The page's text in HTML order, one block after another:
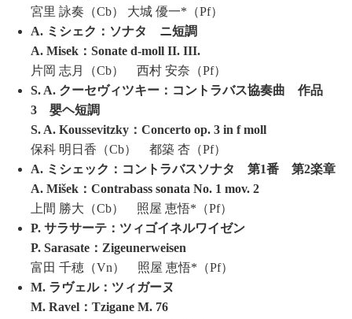
宮里 詠奏（Cb） 大城 優一*（Pf）
A. ミシェク：ソナタ ニ短調
A. Misek：Sonate d-moll II. III.
片岡 志月（Cb） 西村 安奈（Pf）
S. A. クーセヴィツキー：コントラバス協奏曲 作品
3 嬰ヘ短調
S. A. Koussevitzky：Concerto op. 3 in f moll
保科 明日香（Cb） 都築 杏（Pf）
A. ミシェック：コントラバスソナタ 第1番 第2楽章
A. Mišek：Contrabass sonata No. 1 mov. 2
上間 勝大（Cb） 照屋 恵悟*（Pf）
P. サラサーテ：ツィゴイネルワイゼン
P. Sarasate：Zigeunerweisen
富田 千穂（Vn） 照屋 恵悟*（Pf）
M. ラヴェル：ツィガーヌ
M. Ravel：Tzigane M. 76